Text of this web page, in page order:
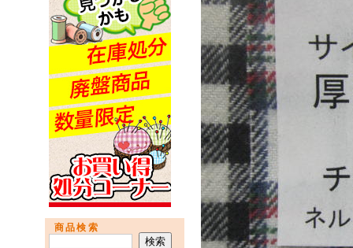
商品検索